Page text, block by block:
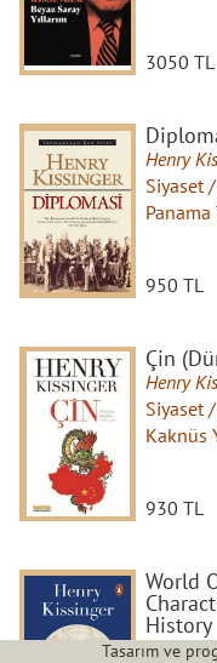
3050 TL
Henry
Siyaset
Panama
950 TL
Çin
Henry
Siyaset
Kaknüs
930 TL
World
History
Henry
Tasarım ve